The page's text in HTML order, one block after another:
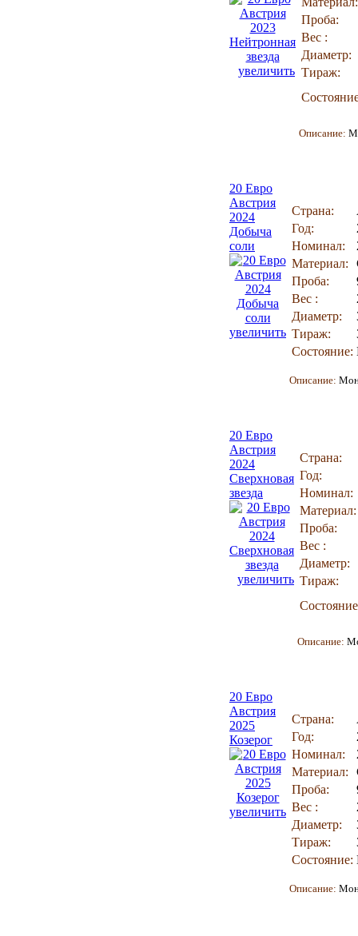
увеличить
Проба:
Вес :
Диаметр:
Тираж:
Описание:
20 Евро
Австрия
2024
Добыча
соли
увеличить
Страна:
Год:
Номинал:
Материал:
Проба:
Вес :
Диаметр:
Тираж:
Состояние:
Описание:
20 Евро
Австрия
2024
Сверхновая
звезда
увеличить
Страна:
Год:
Номинал:
Материал:
Проба:
Вес :
Диаметр:
Тираж:
Описание:
20 Евро
Австрия
2025
Козерог
увеличить
Страна:
Год:
Номинал:
Материал:
Проба:
Вес :
Диаметр:
Тираж:
Состояние:
Описание: